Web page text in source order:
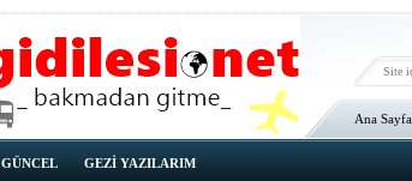
Ana Sayfa
GÜNCEL GEZİ YAZILARIM